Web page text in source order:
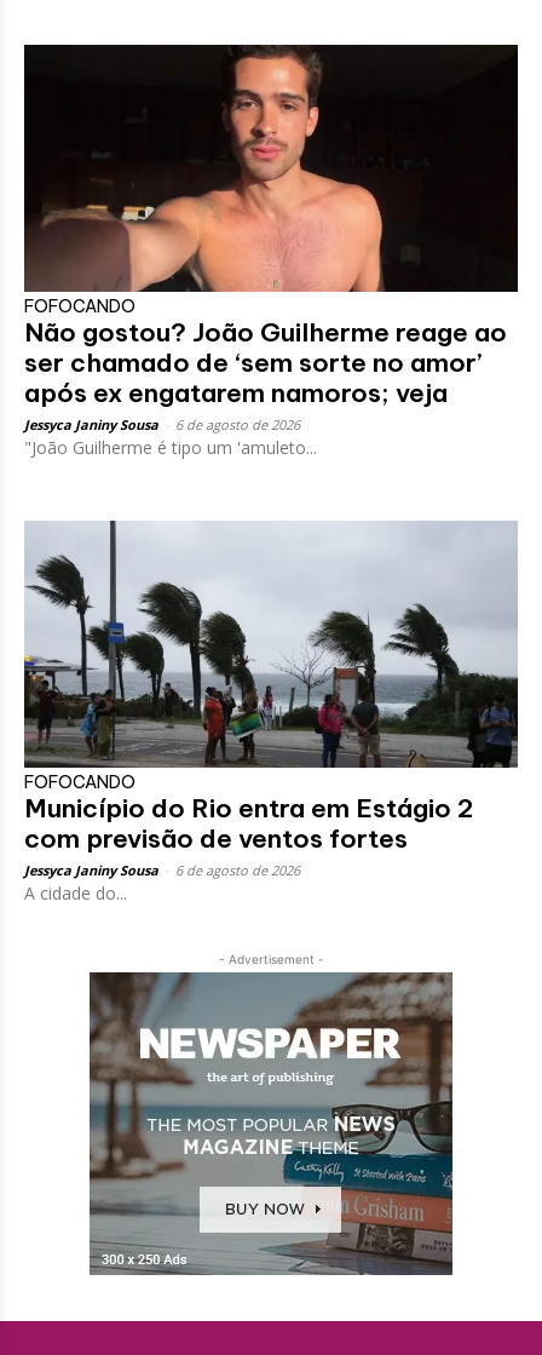
FOFOCANDO
Não gostou? João Guilherme reage ao
ser chamado de ‘sem sorte no amor’
após ex engatarem namoros; veja
Jessyca Janiny Sousa 6 de agosto de 2026
"João Guilherme é tipo um 'amuleto...
FOFOCANDO
Município do Rio entra em Estágio 2
com previsão de ventos fortes
Jessyca Janiny Sousa 6 de agosto de 2026
A cidade do...
- Advertisement -